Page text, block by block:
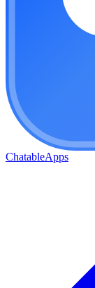
ChatableApps